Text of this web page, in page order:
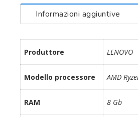
Informazioni aggiuntive
Produttore LENOVO
Modello processore AMD
RAM 8 Gb